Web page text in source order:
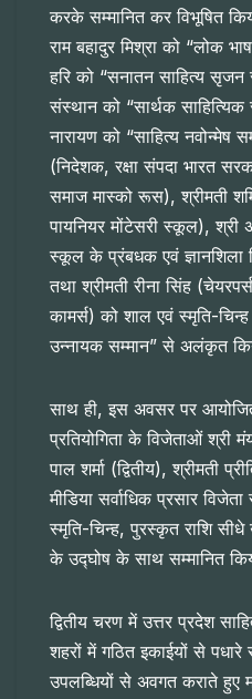
करके सम्मानित कर विभूषित
राम बहादुर मिश्रा को “लोक
हरि को “सनातन साहित्य सृजन
संस्थान को “सार्थक
नारायण को “साहित्य नवोन्मेष
(निदेशक, रक्षा संपदा भारत
समाज मास्को रूस), श्रीमती
पायनियर मोंटेसरी स्कूल),
स्कूल के प्रंबधक एवं ज्ञानशिला
तथा श्रीमती रीना सिंह
कामर्स) को शाल एवं स्मृति-
उन्नायक सम्मान” से अलंकृत
साथ ही, इस अवसर पर
प्रतियोगिता के विजेताओं श्री
पाल शर्मा (द्वितीय), श्रीमती
मीडिया सर्वाधिक प्रसार
स्मृति-चिन्ह, पुरस्कृत राशि
के उद्घोष के साथ सम्मानित
द्वितीय चरण में उत्तर प्रदेश
शहरों में गठित इकाईयों से
उपलब्धियों से अवगत कराते